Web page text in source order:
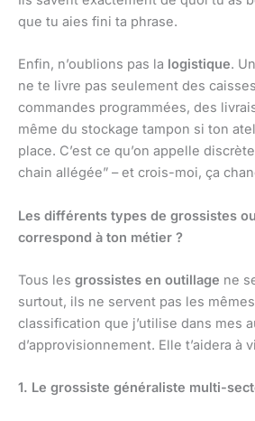
que tu aies fini ta phrase.
Enfin, n’oublions pas la logistique.
ne te livre pas seulement des
commandes programmées, des
même du stockage tampon si ton
place. C’est ce qu’on appelle
chain allégée” – et crois-moi, ça
Les différents types de grossistes
correspond à ton métier ?
Tous les grossistes en outillage ne
surtout, ils ne servent pas les
classification que j’utilise dans mes
d’approvisionnement. Elle t’aidera à
1. Le grossiste généraliste multi-